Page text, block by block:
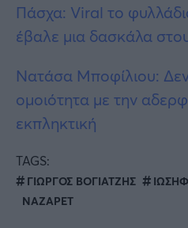
Πάσχα: Viral το
έβαλε μια δασκάλα
Νατάσα Μποφίλιου: Δεν
ομοιότητα με την
εκπληκτική
TAGS:
ΓΙΩΡΓΟΣ ΒΟΓΙΑΤΖΗΣ ΙΩΣΗΦ
ΝΑΖΑΡΕΤ